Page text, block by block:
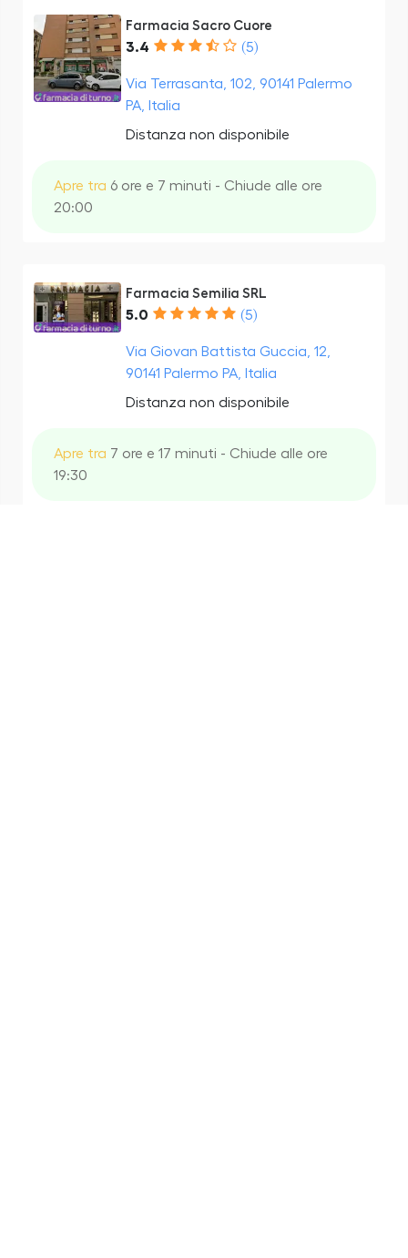
Farmacia Sacro Cuore
3.4 (5)
Via Terrasanta, 102, 90141 Palermo
PA, Italia
Distanza non disponibile
Apre tra 6 ore e 7 minuti - Chiude alle ore
20:00
Farmacia Semilia SRL
5.0 (5)
Via Giovan Battista Guccia, 12,
90141 Palermo PA, Italia
Distanza non disponibile
Apre tra 7 ore e 17 minuti - Chiude alle ore
19:30